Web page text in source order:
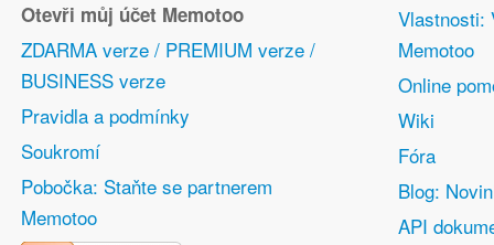
Otevři můj účet Memotoo
ZDARMA verze / PREMIUM verze /
BUSINESS verze
Pravidla a podmínky
Soukromí
Pobočka: Staňte se partnerem
Memotoo
Vlastnosti:
Memotoo
Online
Wiki
Fóra
Blog:
API